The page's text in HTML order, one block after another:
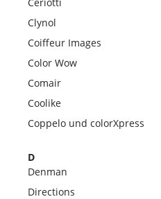
Clynol
Coiffeur Images
Color Wow
Comair
Coolike
Coppelo und colorXpress
D
Denman
Directions